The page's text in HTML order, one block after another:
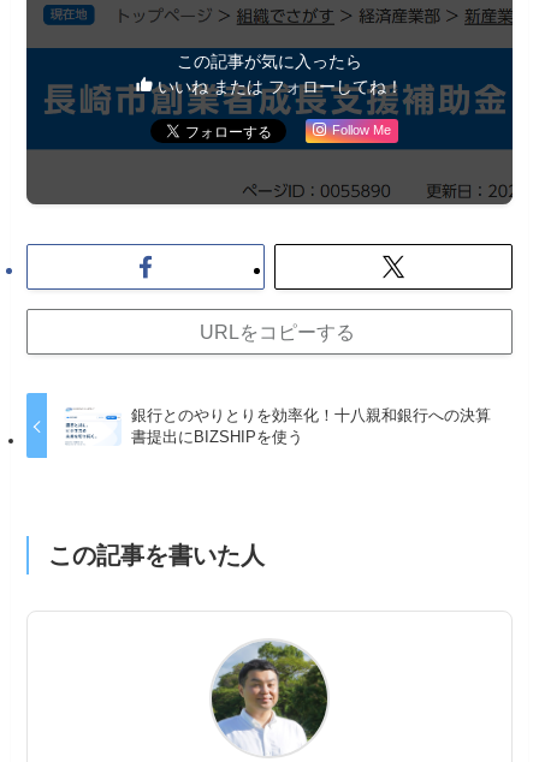
この記事が気に入ったら
いいね または フォローしてね！
Follow Me
URLをコピーする
銀行とのやりとりを効率化！十八親和銀行への決算
書提出にBIZSHIPを使う
この記事を書いた人